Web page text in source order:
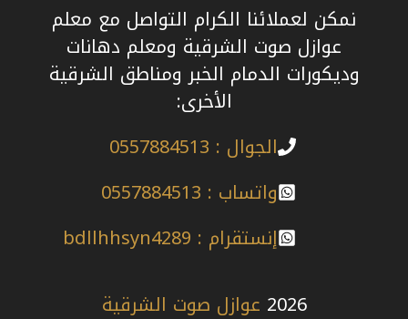
نمكن لعملائنا الكرام التواصل مع معلم
عوازل صوت الشرقية ومعلم دهانات
وديكورات الدمام الخبر ومناطق الشرقية
الأخرى:
الجوال : 0557884513
واتساب : 0557884513
إنستقرام : bdllhhsyn4289
2026 عوازل صوت الشرقية